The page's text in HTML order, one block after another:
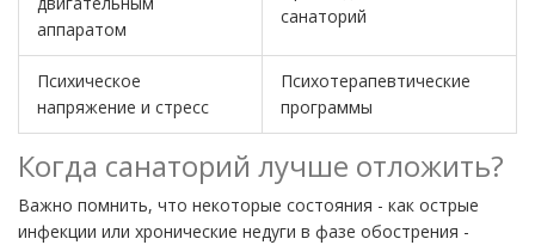
аппаратом
санаторий
Психическое
напряжение и стресс
Психотерапевтические
программы
Когда санаторий лучше отложить?
Важно помнить, что некоторые состояния - как острые
инфекции или хронические недуги в фазе обострения -